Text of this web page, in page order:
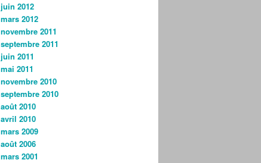
juin 2012
mars 2012
novembre 2011
septembre 2011
juin 2011
mai 2011
novembre 2010
septembre 2010
août 2010
avril 2010
mars 2009
août 2006
mars 2001